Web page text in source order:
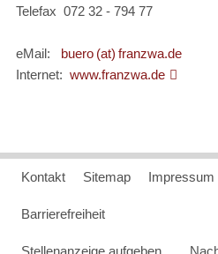
Telefax 072 32 - 794 77
eMail: buero (at) franzwa.de
Internet: www.franzwa.de
Kontakt Sitemap Impressum
Barrierefreiheit